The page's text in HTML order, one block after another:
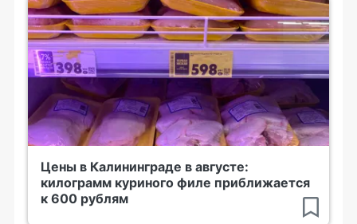
Цены в Калининграде в августе:
килограмм куриного филе приближается
к 600 рублям